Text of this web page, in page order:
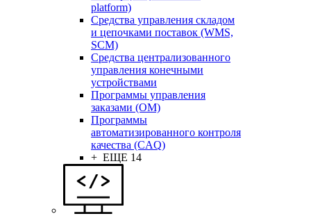
platform)
Средства управления складом
и цепочками поставок (WMS,
SCM)
Средства централизованного
управления конечными
устройствами
Программы управления
заказами (OM)
Программы
автоматизированного контроля
качества (CAQ)
+ ЕЩЕ 14